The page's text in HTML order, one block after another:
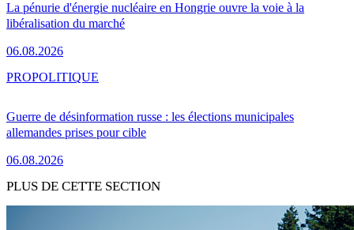
La pénurie d'énergie nucléaire en Hongrie ouvre la voie à la
libéralisation du marché
06.08.2026
Guerre de désinformation russe : les élections municipales
allemandes prises pour cible
06.08.2026
PROPOLITIQUE
PLUS DE CETTE SECTION